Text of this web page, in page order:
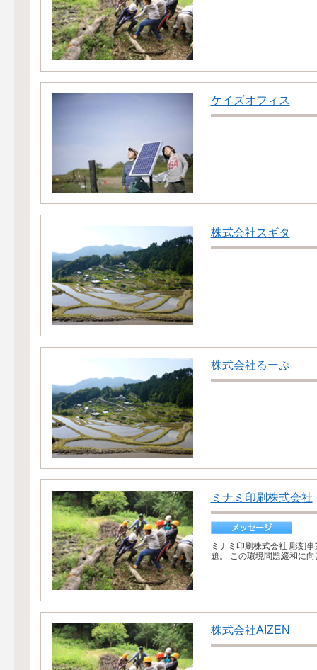
ケイズオフィス
株式会社スギタ
株式会社るーぷ
ミナミ印刷株式会社
ミナミ印刷株式会社 彫刻
題。 この環境問題緩和に
株式会社AIZEN